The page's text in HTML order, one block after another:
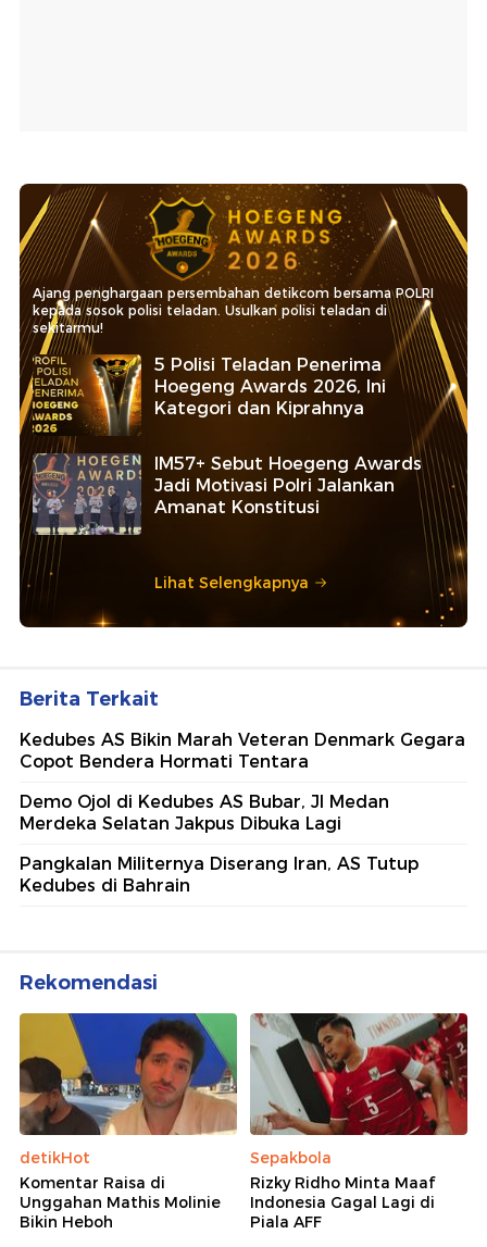
Ajang penghargaan persembahan detikcom bersama POLRI
kepada sosok polisi teladan. Usulkan polisi teladan di
sekitarmu!
5 Polisi Teladan Penerima
Hoegeng Awards 2026, Ini
Kategori dan Kiprahnya
IM57+ Sebut Hoegeng Awards
Jadi Motivasi Polri Jalankan
Amanat Konstitusi
Lihat Selengkapnya
Berita Terkait
Kedubes AS Bikin Marah Veteran Denmark Gegara
Copot Bendera Hormati Tentara
Demo Ojol di Kedubes AS Bubar, Jl Medan
Merdeka Selatan Jakpus Dibuka Lagi
Pangkalan Militernya Diserang Iran, AS Tutup
Kedubes di Bahrain
Rekomendasi
detikHot
Komentar Raisa di
Unggahan Mathis Molinie
Bikin Heboh
Sepakbola
Rizky Ridho Minta Maaf
Indonesia Gagal Lagi di
Piala AFF